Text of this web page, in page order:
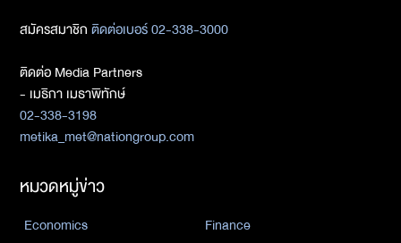
สมัครสมาชิกติดต่อเบอร์ 02-338-3000
ติดต่อ Media Partners
- เมธิกา เมธาพิทักษ์
02-338-3198
metika_met@nationgroup.com
หมวดหมู่ข่าว
Economics
Finance